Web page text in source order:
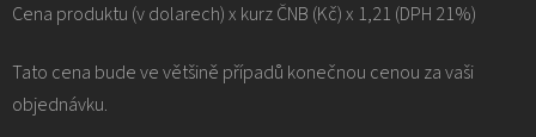
Cena produktu (v dolarech) x kurz ČNB (Kč) x 1,21 (DPH 21%)
Tato cena bude ve většině případů konečnou cenou za vaši
objednávku.